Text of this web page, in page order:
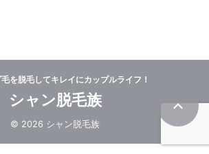
を脱毛してキレイにカップルライフ！
シャン脱毛族
© 2026 シャン脱毛族